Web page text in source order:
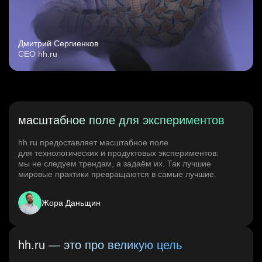
Дмитрий Сергиенков
CEO hh.ru
масштабное поле для экспериментов
hh.ru предоставляет масштабное поле
для технологических и продуктовых экспериментов:
мы не следуем трендам, а задаём их. Так лучшие
мировые практики превращаются в самые лучшие.
Жора Даньщин
hh.ru — это про великую цель